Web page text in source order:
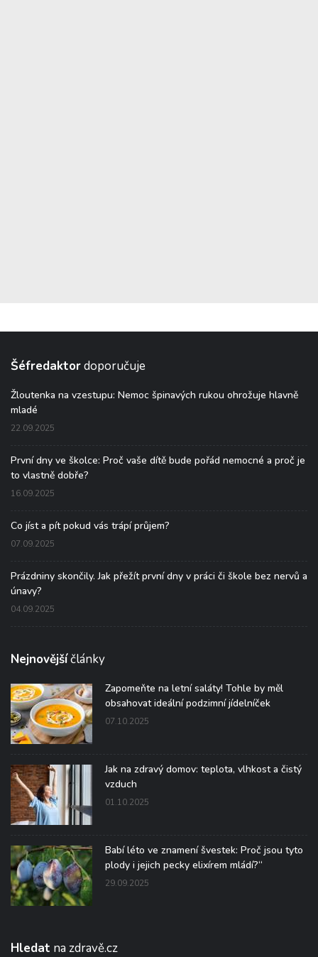
Šéfredaktordoporučuje
Žloutenka na vzestupu: Nemoc špinavých rukou ohrožuje hlavně
mladé
22.09.2025
První dny ve školce: Proč vaše dítě bude pořád nemocné a proč je
to vlastně dobře?
16.09.2025
Co jíst a pít pokud vás trápí průjem?
07.09.2025
Prázdniny skončily. Jak přežít první dny v práci či škole bez nervů a
únavy?
04.09.2025
Nejnovějšíčlánky
Zapomeňte na letní saláty! Tohle by měl
obsahovat ideální podzimní jídelníček
07.10.2025
Jak na zdravý domov: teplota, vlhkost a čistý
vzduch
01.10.2025
Babí léto ve znamení švestek: Proč jsou tyto
plody i jejich pecky elixírem mládí?“
29.09.2025
Hledat na zdravě.cz